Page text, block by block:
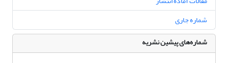
شماره جاری
شماره‌های پیشین نشریه